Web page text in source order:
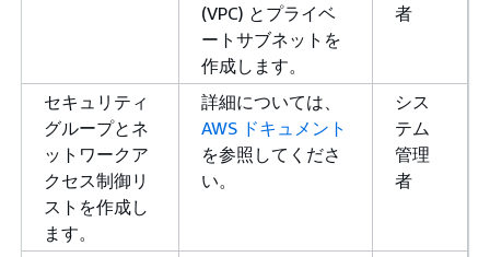
(VPC) とプライベ
ートサブネットを
作成します。
者
セキュリティ
グループとネ
ットワークア
クセス制御リ
ストを作成し
ます。
詳細については、
AWS ドキュメント
を参照してくださ
い。
シス
テム
管理
者